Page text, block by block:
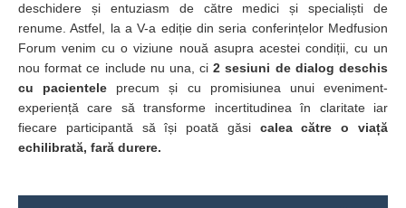
deschidere și entuziasm de către medici și specialiști de
renume. Astfel, la a V-a ediție din seria conferințelor Medfusion
Forum venim cu o viziune nouă asupra acestei condiții, cu un
nou format ce include nu una, ci 2 sesiuni de dialog deschis
cu pacientele precum și cu promisiunea unui eveniment-
experiență care să transforme incertitudinea în claritate iar
fiecare participantă să își poată găsi calea către o viață
echilibrată, fară durere.